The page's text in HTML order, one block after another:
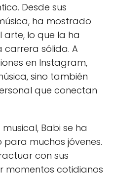
Desde sus
ha mostrado
lo que la ha
carrera sólida. A
en Instagram,
sino también
que conectan
Babi se ha
muchos jóvenes.
con sus
momentos cotidianos